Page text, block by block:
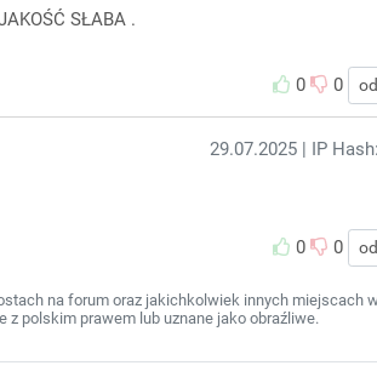
SŁABA .
0 0
29.07.2025 | IP
0 0
na forum oraz jakichkolwiek innych miejscach
polskim prawem lub uznane jako obraźliwe.